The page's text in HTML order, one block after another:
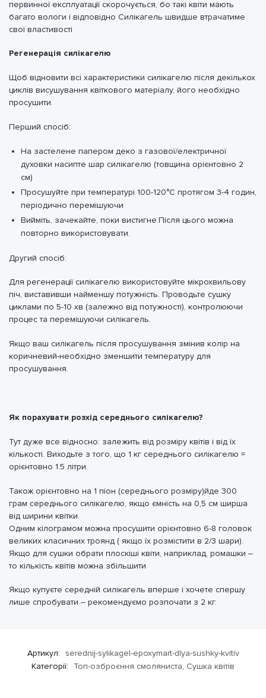
первинної експлуатації скорочується, бо такі квіти мають
багато вологи і відповідно Силікагель швидше втрачатиме
свої властивості
Регенерація силікагелю
Щоб відновити всі характеристики силікагелю після декількох
циклів висушування квіткового матеріалу, його необхідно
просушити.
Перший спосіб:
На застелене папером деко з газової/електричної
духовки насипте шар силікагелю (товщина орієнтовно 2
см)
Просушуйте при температурі 100-120°C протягом 3-4 годин,
періодично перемішуючи
Вийміть, зачекайте, поки вистигне.Після цього можна
повторно використовувати.
Другий спосіб:
Для регенерації силікагелю використовуйте мікрохвильову
піч, виставивши найменшу потужність. Проводьте сушку
циклами по 5-10 хв (залежно від потужності), контролюючи
процес та перемішуючи силікагель.
Якщо ваш силікагель після просушування змінив колір на
коричневий-необхідно зменшити температуру для
просушування.
Як порахувати розхід середнього силікагелю?
Тут дуже все відносно: залежить від розміру квітів і від їх
кількості. Виходьте з того, що 1 кг середнього силікагелю =
орієнтовно 1.5 літри.
Також орієнтовно на 1 піон (середнього розміру)йде 300
грам середнього силікагелю, якщо ємність на 0,5 см ширша
від ширини квітки.
Одним кілограмом можна просушити орієнтовно 6-8 головок
великих класичних троянд ( якщо їх розмістити в 2/3 шари).
Якщо для сушки обрати плоскіші квіти, наприклад, ромашки –
то кількість квітів можна збільшити
Якщо купуєте середній силікагель вперше і хочете спершу
лише спробувати – рекомендуємо розпочати з 2 кг.
Артикул:
serednij-sylikagel-epoxymart-dlya-sushky-kvitiv
Категорії:
Топ-озброєння смоляниста, Сушка квітів